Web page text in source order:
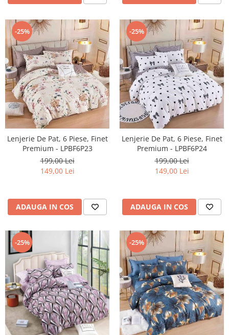
-25%
Lenjerie De Pat, 6 Piese, Finet
Premium - LPBF6P23
199,00 Lei
149,00 Lei
ADAUGA IN COS
-25%
Lenjerie De Pat, 6 Piese, Finet
Premium - LPBF6P24
199,00 Lei
149,00 Lei
ADAUGA IN COS
-25% -25%